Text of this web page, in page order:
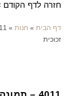
חזרה לדף הקודם
דף הבית » חנות »
זכוכית